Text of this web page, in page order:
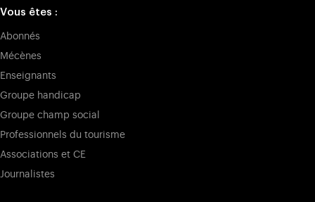
Vous êtes :
Abonnés
Mécènes
Enseignants
Groupe handicap
Groupe champ social
Professionnels du tourisme
Associations et CE
Journalistes